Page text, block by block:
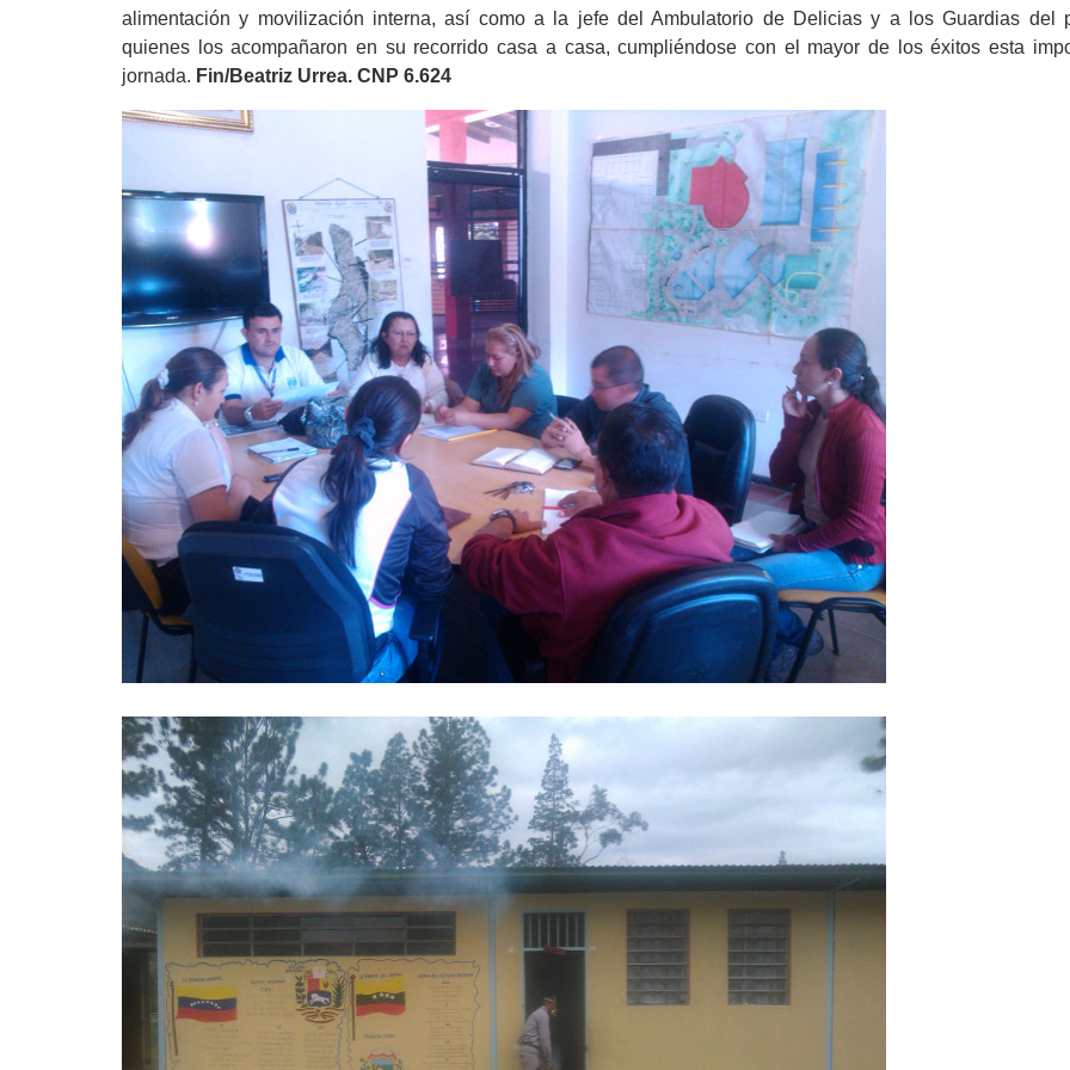
alimentación y movilización interna, así como a la jefe del Ambulatorio de Delicias y a los Guardias del
quienes los acompañaron en su recorrido casa a casa, cumpliéndose con el mayor de los éxitos esta
jornada. Fin/Beatriz Urrea. CNP 6.624